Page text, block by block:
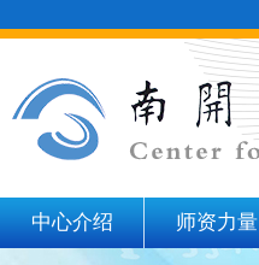
中心介绍 师资力量